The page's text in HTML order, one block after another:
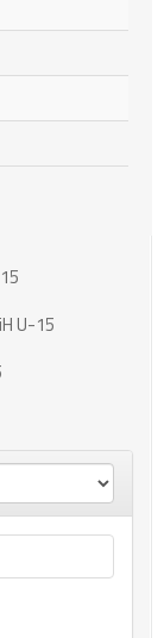
U-15